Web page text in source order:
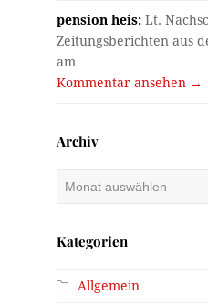
pension heis: Lt.
Zeitungsberichten aus
am…
Kommentar ansehen →
Archiv
Kategorien
Allgemein